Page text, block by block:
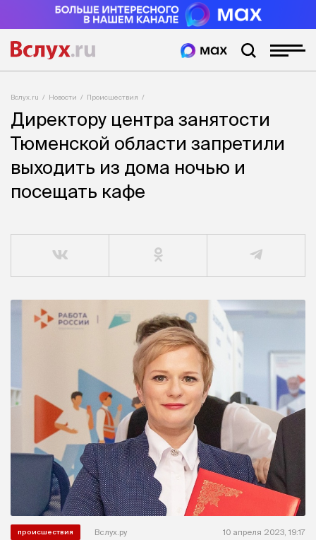
Вслух.ru Новости Происшествия
Директору центра занятости
Тюменской области запретили
выходить из дома ночью и
посещать кафе
происшествия Вслух.ру 10 апреля 2023, 19:17